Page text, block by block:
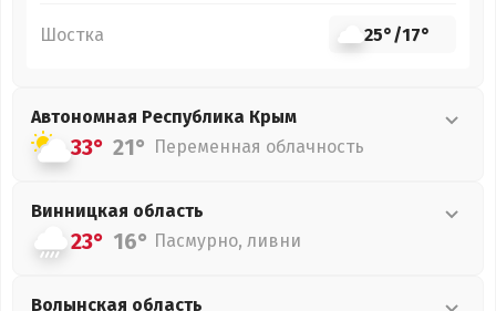
Шостка 25°/17°
Автономная Республика Крым
33° 21° Переменная облачность
Винницкая область
23° 16° Пасмурно, ливни
Волынская область